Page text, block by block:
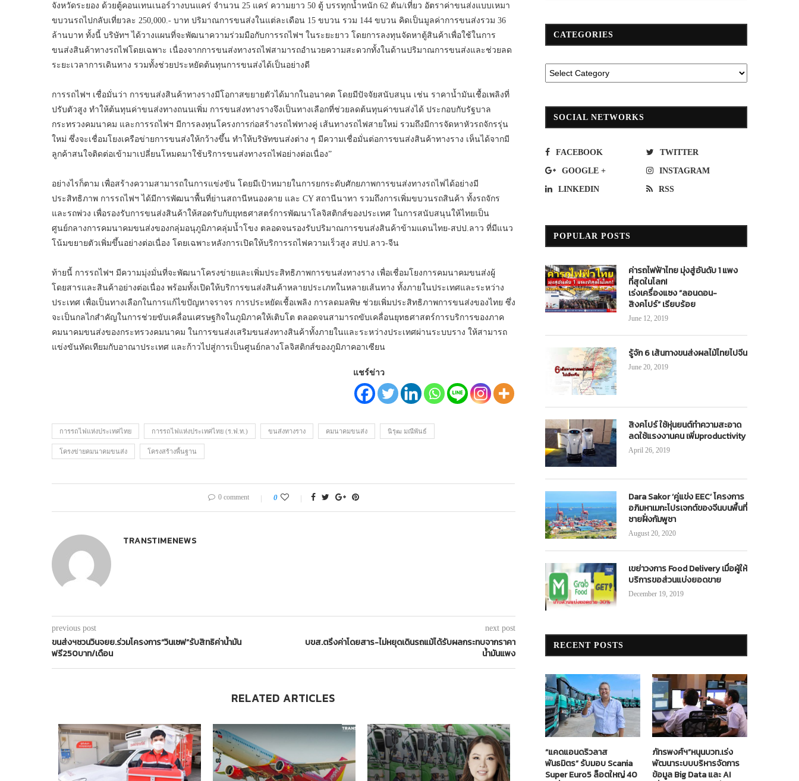
จังหวัดระยอง ด้วยตู้คอนเทนเนอร์วางบนแคร่ จำนวน 25 แคร่ ความยาว 50 ตู้ บรรทุกน้ำหนัก 62 ตัน/เที่ยว อัตราค่าขนส่งแบบเหมา
ขบวนรถไปกลับเที่ยวละ 250,000.- บาท ปริมาณการขนส่งในแต่ละเดือน 15 ขบวน รวม 144 ขบวน คิดเป็นมูลค่าการขนส่งรวม 36
ล้านบาท ทั้งนี้ บริษัทฯ ได้วางแผนที่จะพัฒนาความร่วมมือกับการรถไฟฯ ในระยะยาว โดยการลงทุนจัดหาตู้สินค้าเพื่อใช้ในการ
ขนส่งสินค้าทางรถไฟโดยเฉพาะ เนื่องจากการขนส่งทางรถไฟสามารถอำนวยความสะดวกทั้งในด้านปริมาณการขนส่งและช่วยลด
ระยะเวลาการเดินทาง รวมทั้งช่วยประหยัดต้นทุนการขนส่งได้เป็นอย่างดี
การรถไฟฯ เชื่อมั่นว่า การขนส่งสินค้าทางรางมีโอกาสขยายตัวได้มากในอนาคต โดยมีปัจจัยสนับสนุน เช่น ราคาน้ำมันเชื้อเพลิงที่
ปรับตัวสูง ทำให้ต้นทุนค่าขนส่งทางถนนเพิ่ม การขนส่งทางรางจึงเป็นทางเลือกที่ช่วยลดต้นทุนค่าขนส่งได้ ประกอบกับรัฐบาล
กระทรวงคมนาคม และการรถไฟฯ มีการลงทุนโครงการก่อสร้างรถไฟทางคู่ เส้นทางรถไฟสายใหม่ รวมถึงมีการจัดหาหัวรถจักรรุ่น
ใหม่ ซึ่งจะเชื่อมโยงเครือข่ายการขนส่งให้กว้างขึ้น ทำให้บริษัทขนส่งต่าง ๆ มีความเชื่อมั่นต่อการขนส่งสินค้าทางราง เห็นได้จากมี
ลูกค้าสนใจติดต่อเข้ามาเปลี่ยนโหมดมาใช้บริการขนส่งทางรถไฟอย่างต่อเนื่อง”
อย่างไรก็ตาม เพื่อสร้างความสามารถในการแข่งขัน โดยมีเป้าหมายในการยกระดับศักยภาพการขนส่งทางรถไฟได้อย่างมี
ประสิทธิภาพ การรถไฟฯ ได้มีการพัฒนาพื้นที่ย่านสถานีหนองคาย และ CY สถานีนาทา รวมถึงการเพิ่มขบวนรถสินค้า ทั้งรถจักร
และรถพ่วง เพื่อรองรับการขนส่งสินค้าให้สอดรับกับยุทธศาสตร์การพัฒนาโลจิสติกส์ของประเทศ ในการสนับสนุนให้ไทยเป็น
ศูนย์กลางการคมนาคมขนส่งของกลุ่มอนุภูมิภาคลุ่มน้ำโขง ตลอดจนรองรับปริมาณการขนส่งสินค้าข้ามแดนไทย-สปป.ลาว ที่มีแนว
โน้มขยายตัวเพิ่มขึ้นอย่างต่อเนื่อง โดยเฉพาะหลังการเปิดให้บริการรถไฟความเร็วสูง สปป.ลาว-จีน
ท้ายนี้ การรถไฟฯ มีความมุ่งมั่นที่จะพัฒนาโครงข่ายและเพิ่มประสิทธิภาพการขนส่งทางราง เพื่อเชื่อมโยงการคมนาคมขนส่งผู้
โดยสารและสินค้าอย่างต่อเนื่อง พร้อมทั้งเปิดให้บริการขนส่งสินค้าหลายประเภทในหลายเส้นทาง ทั้งภายในประเทศและระหว่าง
ประเทศ เพื่อเป็นทางเลือกในการแก้ไขปัญหาจราจร การประหยัดเชื้อเพลิง การลดมลพิษ ช่วยเพิ่มประสิทธิภาพการขนส่งของไทย ซึ่ง
จะเป็นกลไกสำคัญในการช่วยขับเคลื่อนเศรษฐกิจในภูมิภาคให้เติบโต ตลอดจนสามารถขับเคลื่อนยุทธศาสตร์การบริการของภาค
คมนาคมขนส่งของกระทรวงคมนาคม ในการขนส่งเสริมขนส่งทางสินค้าทั้งภายในและระหว่างประเทศผ่านระบบราง ให้สามารถ
แข่งขันทัดเทียมกับอาณาประเทศ และก้าวไปสู่การเป็นศูนย์กลางโลจิสติกส์ของภูมิภาคอาเซียน
แชร์ข่าว
การรถไฟแห่งประเทศไทย การรถไฟแห่งประเทศไทย (ร.ฟ.ท.) ขนส่งทางราง คมนาคมขนส่ง นิรุฒ มณีพันธ์
โครงข่ายคมนาคมขนส่ง โครงสร้างพื้นฐาน
0 comment 0
TRANSTIMENEWS
previous post
ขนส่งฯชวนวินจยย.ร่วมโครงการ“วินเซฟ”รับสิทธิค่าน้ำมัน
ฟรี250บาท/เดือน
next post
บขส.ตรึงค่าโดยสาร-ไม่หยุดเดินรถแม้ได้รับผลกระทบจากราคา
น้ำมันแพง
RELATED ARTICLES
CATEGORIES
SOCIAL NETWORKS
FACEBOOK TWITTER
GOOGLE + INSTAGRAM
LINKEDIN RSS
POPULAR POSTS
ค่ารถไฟฟ้าไทย มุ่งสู่อันดับ 1 แพง
ที่สุดในโลก!
เร่งเครื่องแซง “ลอนดอน-
สิงคโปร์” เรียบร้อย
June 12, 2019
รู้จัก 6 เส้นทางขนส่งผลไม้ไทยไปจีน
June 20, 2019
สิงคโปร์ ใช้หุ่นยนต์ทำความสะอาด
ลดใช้แรงงานคน เพิ่มproductivity
April 26, 2019
Dara Sakor ‘คู่แข่ง EEC’ โครงการ
อภิมหาเมกะโปรเจกต์ของจีนบนพื้นที่
ชายฝั่งกัมพูชา
August 20, 2020
เขย่าวงการ Food Delivery เมื่อผู้ให้
บริการขอส่วนแบ่งยอดขาย
December 19, 2019
RECENT POSTS
“แคดแอนดริวลาส
พันธมิตร” รับมอบ Scania
Super Euro5 ล็อตใหญ่ 40
ภัทรพงศ์ฯ”หนุนบวท.เร่ง
พัฒนาระบบบริหารจัดการ
ข้อมูล Big Data และ AI